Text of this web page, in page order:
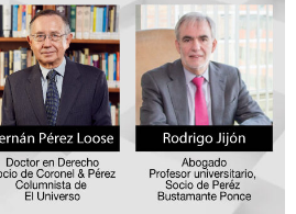
ADRIANA HOYOS DESIGN STUDIO – Especial Interiorismo & Decoración 2026